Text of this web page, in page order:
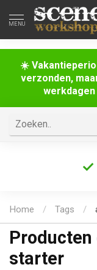
☀️
verzonden,
MENU
Home / Tags /
starter